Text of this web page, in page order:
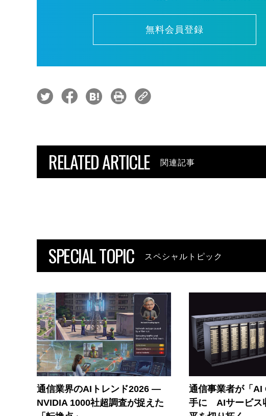
無料会員登録
RELATED ARTICLE 関連記事
SPECIAL TOPIC スペシャルトピック
通信業界のAIトレンド2026 ―
NVIDIA 1000社超調査が捉えた
通信事業者が「
手に AIサービス